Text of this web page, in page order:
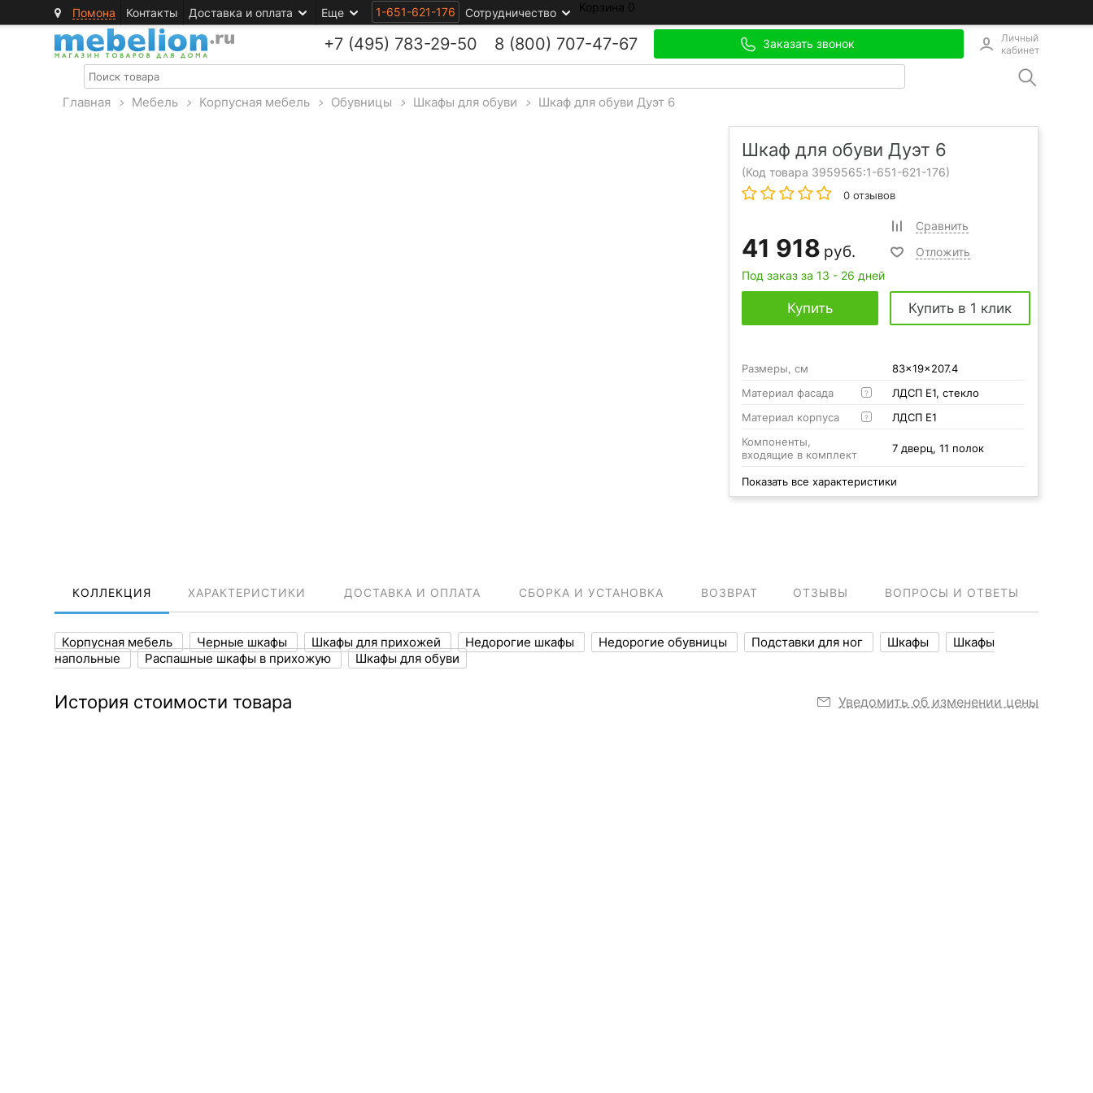
Помона Контакты Доставка и оплата Еще 1-651-621-176 Сотрудничество Корзина 0
+7 (495) 783-29-50 8 (800) 707-47-67 Заказать звонок
Личный
кабинет
Главная > Мебель > Корпусная мебель > Обувницы > Шкафы для обуви > Шкаф для обуви Дуэт 6
Шкаф для обуви Дуэт 6
(Код товара 3959565:1-651-621-176)
0 отзывов
41 918 руб.
Под заказ за 13 - 26 дней
Сравнить
Отложить
Купить Купить в 1 клик
Размеры, см
83x19x207.4
Материал фасада
?
ЛДСП Е1, стекло
Материал корпуса
?
ЛДСП Е1
Компоненты,
входящие в комплект
7 дверц, 11 полок
Показать все характеристики
КОЛЛЕКЦИЯ ХАРАКТЕРИСТИКИ ДОСТАВКА И ОПЛАТА СБОРКА И УСТАНОВКА ВОЗВРАТ ОТЗЫВЫ ВОПРОСЫ И ОТВЕТЫ
Корпусная мебель Черные шкафы Шкафы для прихожей Недорогие шкафы Недорогие обувницы Подставки для ног Шкафы
Шкафы
напольные
Распашные шкафы в прихожую Шкафы для обуви
История стоимости товара Уведомить об изменении цены